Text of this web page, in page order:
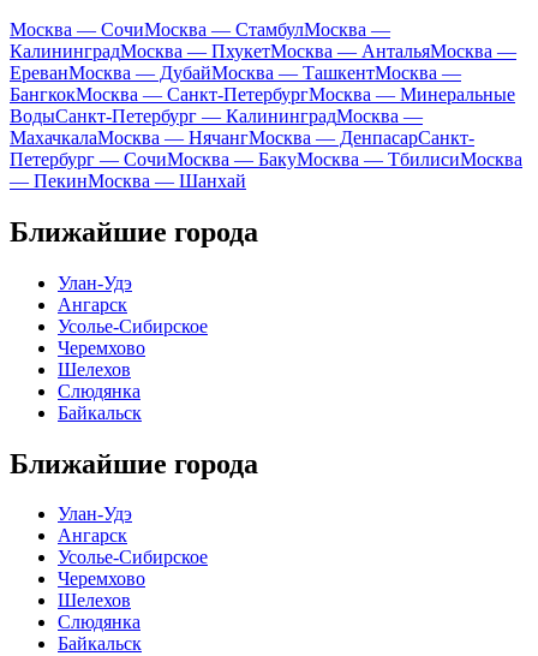
Москва — СочиМосква — СтамбулМосква —
КалининградМосква — ПхукетМосква — АнтальяМосква —
ЕреванМосква — ДубайМосква — ТашкентМосква —
БангкокМосква — Санкт-ПетербургМосква — Минеральные
ВодыСанкт-Петербург — КалининградМосква —
МахачкалаМосква — НячангМосква — ДенпасарСанкт-
Петербург — СочиМосква — БакуМосква — ТбилисиМосква
— ПекинМосква — Шанхай
Ближайшие города
Улан-Удэ
Ангарск
Усолье-Сибирское
Черемхово
Шелехов
Слюдянка
Байкальск
Ближайшие города
Улан-Удэ
Ангарск
Усолье-Сибирское
Черемхово
Шелехов
Слюдянка
Байкальск